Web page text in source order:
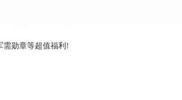
勋章等超值福利!